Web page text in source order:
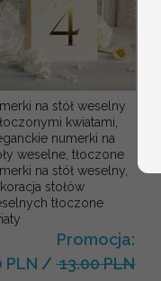
na stół weselny
kwiatami,
numerki na
weselne, tłoczone
na stół weselny,
stołów
tłoczone
Promocja:
PLN /13.00 PLN